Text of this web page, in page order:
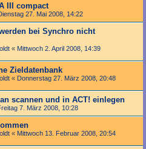
III compact
27. Mai 2008, 14:22
bei Synchro nicht
« Mittwoch 2. April 2008, 14:39
Zieldatenbank
« Donnerstag 27. März 2008, 20:48
scannen und in ACT! einlegen
7. März 2008, 10:28
« Mittwoch 13. Februar 2008, 20:54